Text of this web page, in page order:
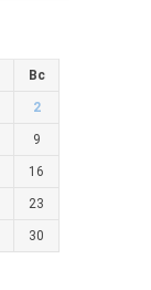
Вс
2
9
16
23
30